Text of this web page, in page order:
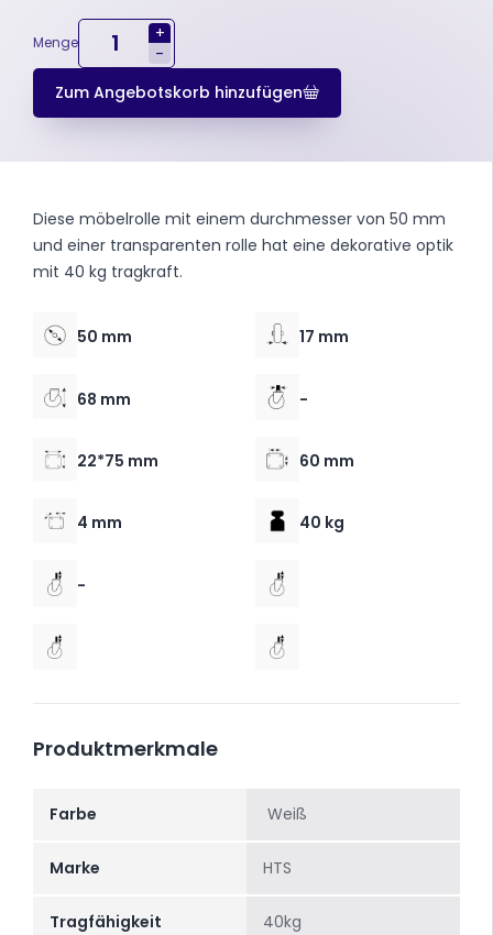
Menge
+
-
Zum Angebotskorb hinzufügen
Diese möbelrolle mit einem durchmesser von 50 mm
und einer transparenten rolle hat eine dekorative optik
mit 40 kg tragkraft.
50 mm 17 mm
68 mm -
22*75 mm 60 mm
4 mm 40 kg
-
Produktmerkmale
Farbe Weiß
Marke HTS
Tragfähigkeit 40kg